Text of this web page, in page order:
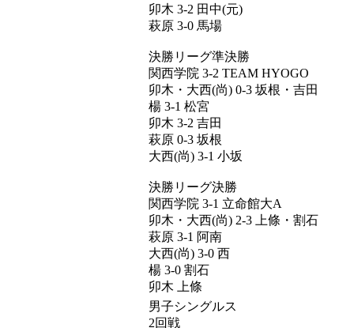
卯木 3-2 田中(元)
萩原 3-0 馬場
決勝リーグ準決勝
関西学院 3-2 TEAM HYOGO
卯木・大西(尚) 0-3 坂根・吉田
楊 3-1 松宮
卯木 3-2 吉田
萩原 0-3 坂根
大西(尚) 3-1 小坂
決勝リーグ決勝
関西学院 3-1 立命館大A
卯木・大西(尚) 2-3 上條・割石
萩原 3-1 阿南
大西(尚) 3-0 西
楊 3-0 割石
卯木 上條
男子シングルス
2回戦